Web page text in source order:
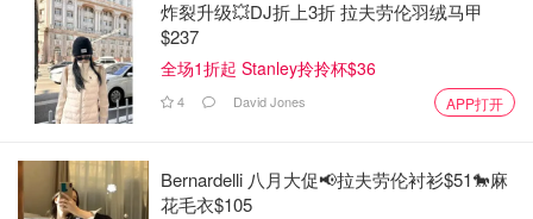
炸裂升级💥DJ折上3折 拉夫劳伦羽绒马甲
$237
全场1折起 Stanley拎拎杯$36
4 David Jones APP打开
Bernardelli 八月大促📢拉夫劳伦衬衫$51🐎麻
花毛衣$105